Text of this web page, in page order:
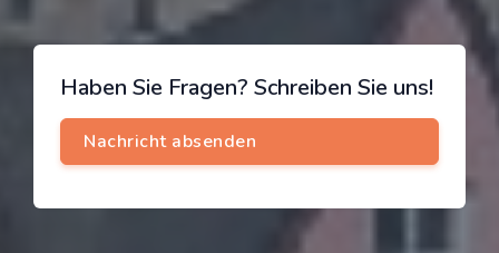
Haben Sie Fragen? Schreiben Sie uns!